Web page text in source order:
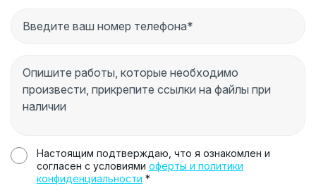
Настоящим подтверждаю, что я ознакомлен и
согласен с условиями оферты и политики
конфиденциальности *